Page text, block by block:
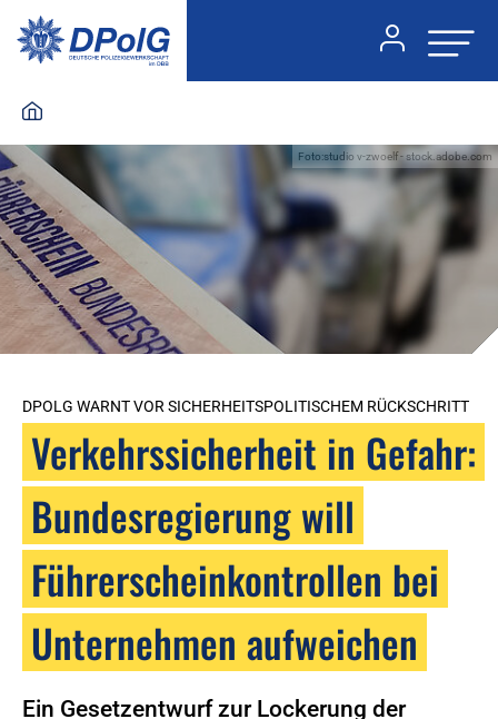
Foto:studio v-zwoelf - stock.adobe.com
DPOLG WARNT VOR SICHERHEITSPOLITISCHEM RÜCKSCHRITT
Verkehrssicherheit in Gefahr:
Bundesregierung will
Führerscheinkontrollen bei
Unternehmen aufweichen
Ein Gesetzentwurf zur Lockerung der